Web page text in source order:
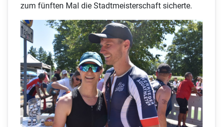
zum fünften Mal die Stadtmeisterschaft sicherte.